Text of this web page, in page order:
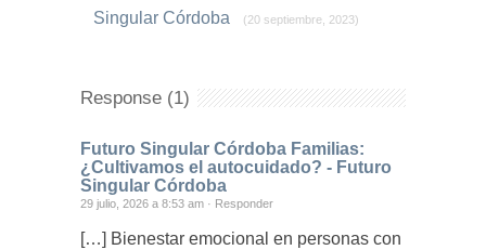
Singular Córdoba
(20 septiembre, 2023)
Response (1)
Futuro Singular Córdoba Familias:
¿Cultivamos el autocuidado? - Futuro
Singular Córdoba
29 julio, 2026 a 8:53 am · Responder
[…] Bienestar emocional en personas con